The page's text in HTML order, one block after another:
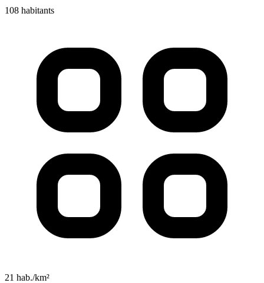
108 habitants
21 hab./km²